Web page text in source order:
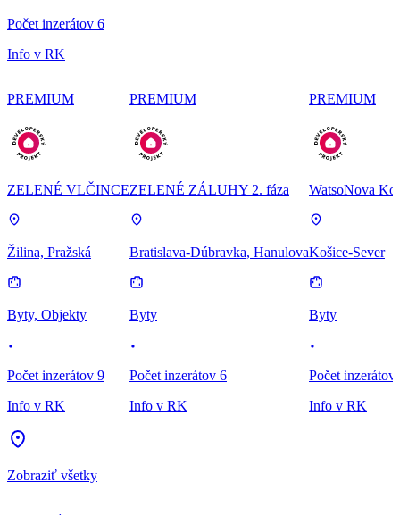
Počet inzerátov 6
Info v RK
PREMIUM
ZELENÉ VLČINCE
Žilina, Pražská
Byty, Objekty
Počet inzerátov 9
Info v RK
PREMIUM
ZELENÉ ZÁLUHY 2. fáza
Bratislava-Dúbravka, Hanulova
Byty
Počet inzerátov 6
Info v RK
PREMIUM
WatsoNova
Košice-Sever
Byty
Počet inzerátov
Info v RK
Zobraziť všetky